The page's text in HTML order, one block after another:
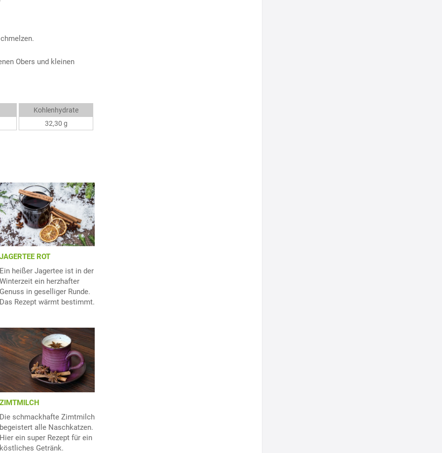
Obers und kleinen
Kohlenhydrate
32,30 g
ROT
heißer Jagertee ist in der
ein herzhafter
in geselliger Runde.
Rezept wärmt bestimmt.
schmackhafte Zimtmilch
alle Naschkatzen.
ein super Rezept für ein
Getränk.